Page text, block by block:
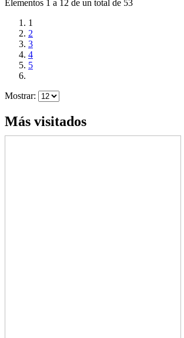
Elementos 1 a 12 de un total de 53
1
2
3
4
5
Mostrar:
Más visitados